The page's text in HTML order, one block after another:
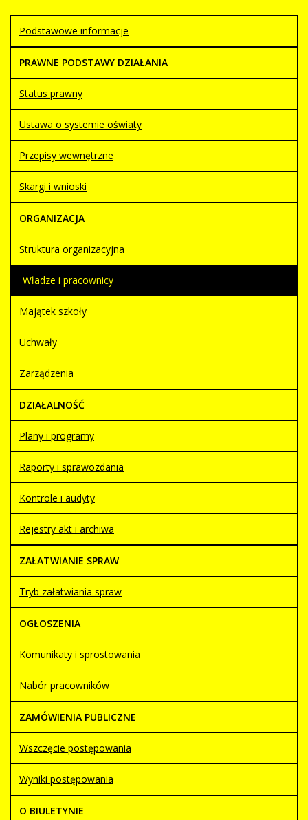
Podstawowe informacje
PRAWNE PODSTAWY DZIAŁANIA
Status prawny
Ustawa o systemie oświaty
Przepisy wewnętrzne
Skargi i wnioski
ORGANIZACJA
Struktura organizacyjna
Władze i pracownicy
Majątek szkoły
Uchwały
Zarządzenia
DZIAŁALNOŚĆ
Plany i programy
Raporty i sprawozdania
Kontrole i audyty
Rejestry akt i archiwa
ZAŁATWIANIE SPRAW
Tryb załatwiania spraw
OGŁOSZENIA
Komunikaty i sprostowania
Nabór pracowników
ZAMÓWIENIA PUBLICZNE
Wszczęcie postępowania
Wyniki postępowania
O BIULETYNIE